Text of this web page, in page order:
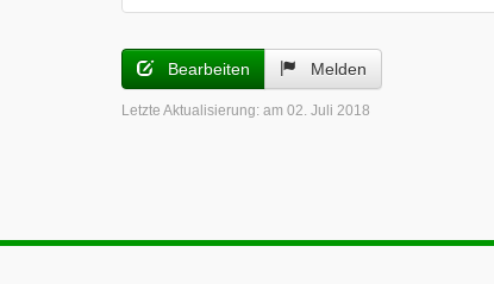
Bearbeiten Melden
Letzte Aktualisierung: am 02. Juli 2018